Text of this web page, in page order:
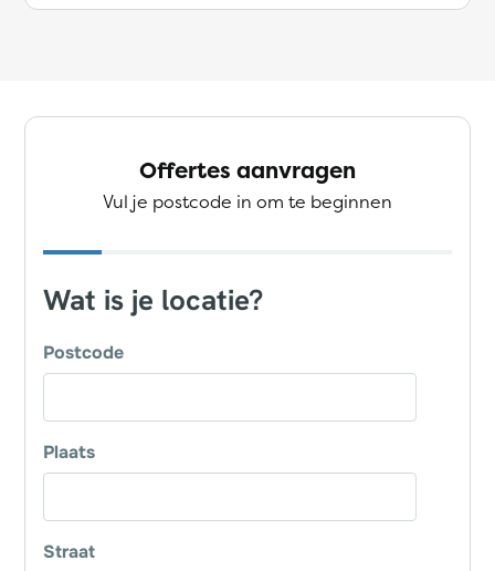
Offertes aanvragen
Vul je postcode in om te beginnen